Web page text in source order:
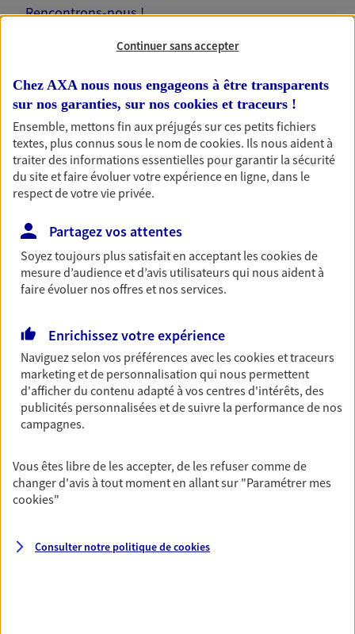
Rencontrons-nous !
Nos solutions pour votre
entreprise
Protégez vos salariés et leurs proches en cas de
baisse de revenus liée à un aléa de la vie.
Couvrez les dépenses de santé de vos salariés et
de leur famille tout en leur proposant des services
digitaux facilitant leurs démarches.
Epargne retraite des salariés
Fidélisez vos collaborateurs en leur proposant de
fiscales et sociales de votre entreprise.
Accompagner vos salariés par la mise en place
d'un plan d'épargne entreprise, c'est les aider à
Continuer sans accepter
Chez AXA nous nous engageons à être transparents
sur nos garanties, sur nos cookies et traceurs !
Ensemble, mettons fin aux préjugés sur ces petits fichiers
textes, plus connus sous le nom decookies. Ils nous aident à
traiter des informations essentielles pour garantir la sécurité
du site et faire évoluer votre expérience en ligne, dans le
respect de votre vie privée.
Partagez vos attentes
Soyez toujours plus satisfait en acceptant lescookiesde
mesure d’audience et d’avis utilisateurs qui nous aident à
faire évoluer nos offres et nos services.
Enrichissez votre expérience
Naviguez selon vos préférences avec lescookies et traceurs
marketing et de personnalisation qui nous permettent
d'afficher du contenu adapté à vos centres d'intérêts, des
publicités personnalisées et de suivre la performance de nos
campagnes.
Vous êtes libre de les accepter, de les refuser comme de
changer d'avis à tout moment en allant sur "Paramétrer mes
cookies"
Consulter notre politique decookies